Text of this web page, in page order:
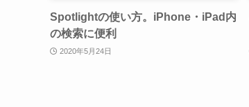
Spotlightの使い方。iPhone・iPad内
の検索に便利
2020年5月24日